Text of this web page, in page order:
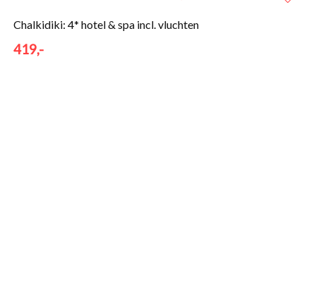
Chalkidiki: 4* hotel & spa incl. vluchten
419,-